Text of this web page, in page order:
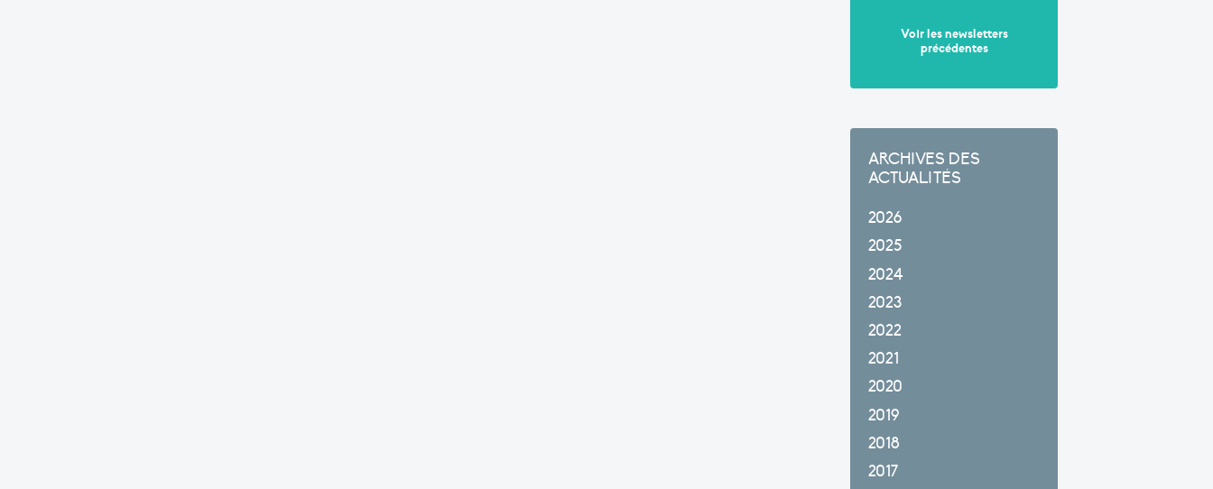
Voir les newsletters
précédentes
ARCHIVES DES
ACTUALITÉS
2026
2025
2024
2023
2022
2021
2020
2019
2018
2017